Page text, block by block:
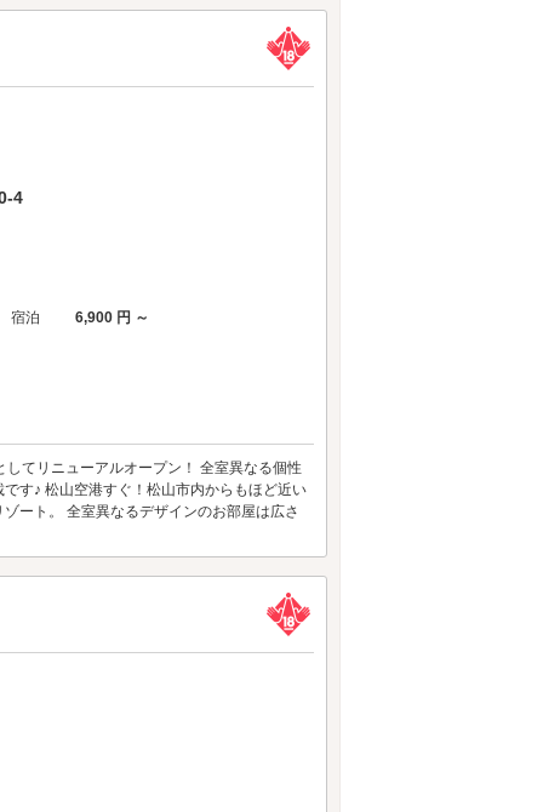
4
宿泊 6,900 円 ～
てリニューアルオープン！ 全室異なる個性
す♪ 松山空港すぐ！松山市内からもほど近い
ート。 全室異なるデザインのお部屋は広さ